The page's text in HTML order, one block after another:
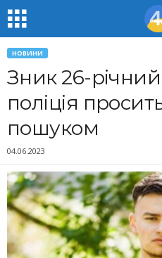
НОВИНИ
Зник 26-
поліція
пошуком
04.06.2023